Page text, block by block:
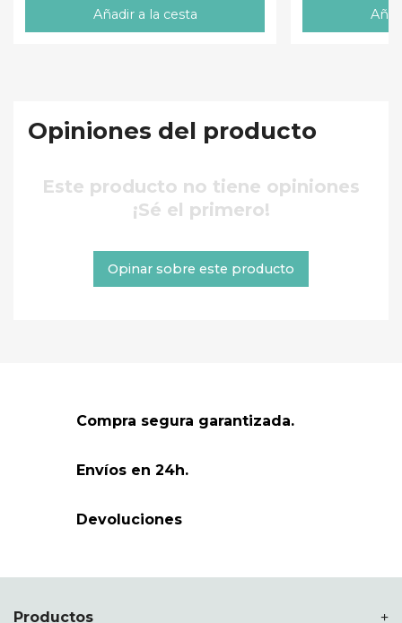
Añadir a la cesta
Opiniones del producto
Este producto no tiene opiniones
¡Sé el primero!
Opinar sobre este producto
Compra segura garantizada.
Envíos en 24h.
Devoluciones
Productos